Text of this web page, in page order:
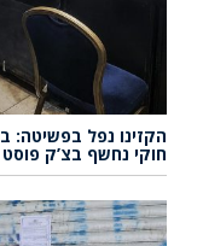
הקזינו נפל בפשיטה:
חוקי נחשף בצ’ק פוסט